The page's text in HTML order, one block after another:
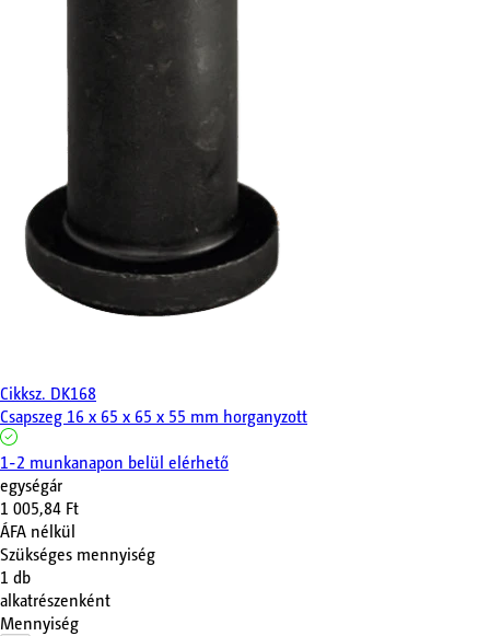
Cikksz. DK168
Csapszeg 16 x 65 x 65 x 55 mm horganyzott
1-2 munkanapon belül elérhető
egységár
1 005,84 Ft
ÁFA nélkül
Szükséges mennyiség
1 db
alkatrészenként
Mennyiség